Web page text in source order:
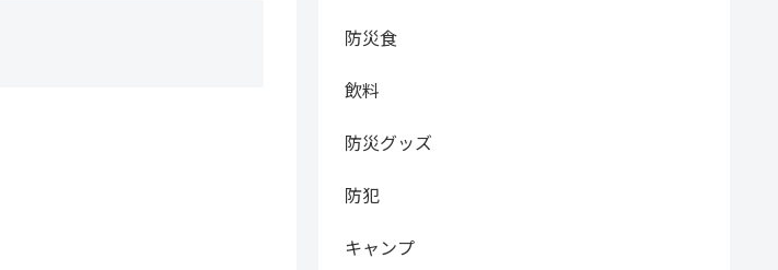
防災食
飲料
防災グッズ
防犯
キャンプ